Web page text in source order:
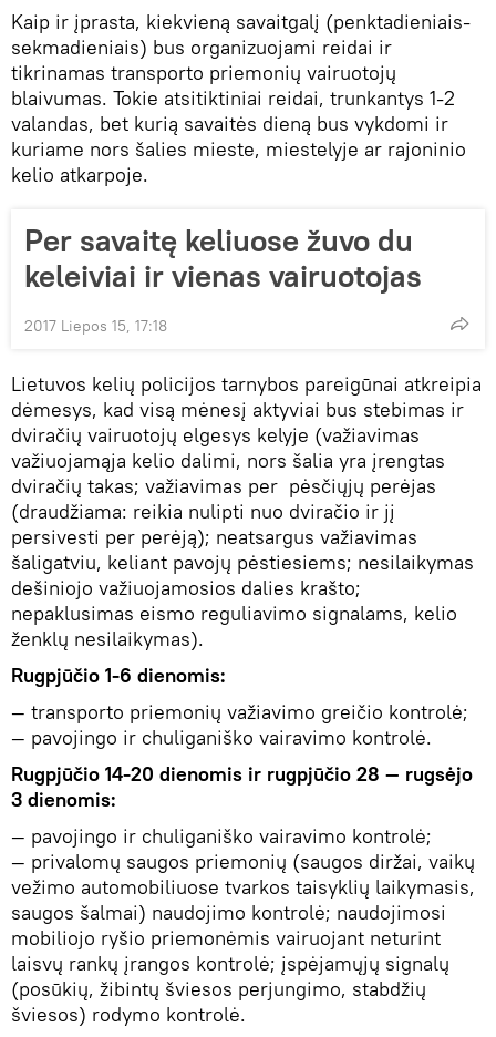
Kaip ir įprasta, kiekvieną savaitgalį (penktadieniais-
sekmadieniais) bus organizuojami reidai ir
tikrinamas transporto priemonių vairuotojų
blaivumas. Tokie atsitiktiniai reidai, trunkantys 1-2
valandas, bet kurią savaitės dieną bus vykdomi ir
kuriame nors šalies mieste, miestelyje ar rajoninio
kelio atkarpoje.
Per savaitę keliuose žuvo du
keleiviai ir vienas vairuotojas
2017 Liepos 15, 17:18
Lietuvos kelių policijos tarnybos pareigūnai atkreipia
dėmesys, kad visą mėnesį aktyviai bus stebimas ir
dviračių vairuotojų elgesys kelyje (važiavimas
važiuojamąja kelio dalimi, nors šalia yra įrengtas
dviračių takas; važiavimas per pėsčiųjų perėjas
(draudžiama: reikia nulipti nuo dviračio ir jį
persivesti per perėją); neatsargus važiavimas
šaligatviu, keliant pavojų pėstiesiems; nesilaikymas
dešiniojo važiuojamosios dalies krašto;
nepaklusimas eismo reguliavimo signalams, kelio
ženklų nesilaikymas).
Rugpjūčio 1-6 dienomis:
— transporto priemonių važiavimo greičio kontrolė;
— pavojingo ir chuliganiško vairavimo kontrolė.
Rugpjūčio 14-20 dienomis ir rugpjūčio 28 — rugsėjo
3 dienomis:
— pavojingo ir chuliganiško vairavimo kontrolė;
— privalomų saugos priemonių (saugos diržai, vaikų
vežimo automobiliuose tvarkos taisyklių laikymasis,
saugos šalmai) naudojimo kontrolė; naudojimosi
mobiliojo ryšio priemonėmis vairuojant neturint
laisvų rankų įrangos kontrolė; įspėjamųjų signalų
(posūkių, žibintų šviesos perjungimo, stabdžių
šviesos) rodymo kontrolė.